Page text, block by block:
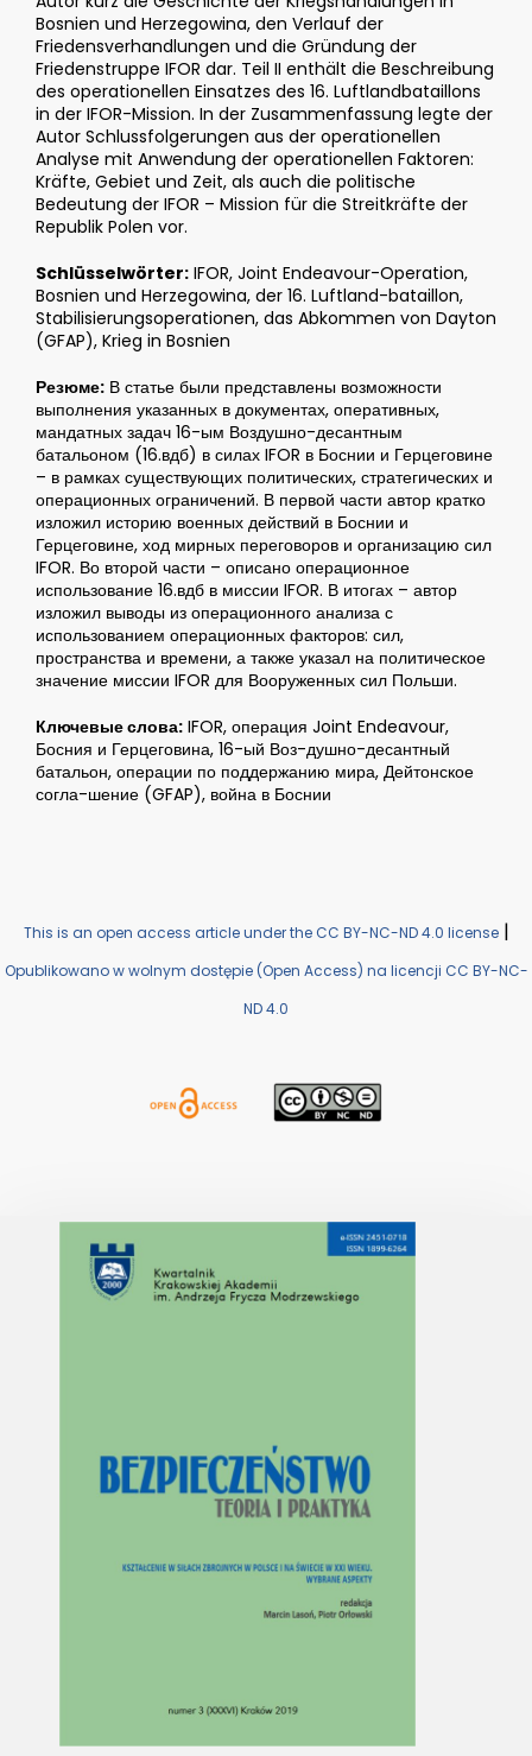
Bosnien und Herzegowina, den Verlauf der
Friedensverhandlungen und die Gründung der
Friedenstruppe IFOR dar. Teil II enthält die Beschreibung
des operationellen Einsatzes des 16. Luftlandbataillons
in der IFOR-Mission. In der Zusammenfassung legte der
Autor Schlussfolgerungen aus der operationellen
Analyse mit Anwendung der operationellen Faktoren:
Kräfte, Gebiet und Zeit, als auch die politische
Bedeutung der IFOR – Mission für die Streitkräfte der
Republik Polen vor.
Schlüsselwörter: IFOR, Joint Endeavour-Operation,
Bosnien und Herzegowina, der 16. Luftland-bataillon,
Stabilisierungsoperationen, das Abkommen von Dayton
(GFAP), Krieg in Bosnien
Резюме: В статье были представлены возможности
выполнения указанных в документах, оперативных,
мандатных задач 16-ым Воздушно-десантным
батальоном (16.вдб) в силах IFOR в Боснии и Герцеговине
– в рамках существующих политических, стратегических и
операционных ограничений. В первой части автор кратко
изложил историю военных действий в Боснии и
Герцеговине, ход мирных переговоров и организацию сил
IFOR. Во второй части – описано операционное
использование 16.вдб в миссии IFOR. В итогах – автор
изложил выводы из операционного анализа с
использованием операционных факторов: сил,
пространства и времени, а также указал на политическое
значение миссии IFOR для Вооруженных сил Польши.
Ключевые слова: IFOR, операция Joint Endeavour,
Босния и Герцеговина, 16-ый Воз-душно-десантный
батальон, операции по поддержанию мира, Дейтонское
согла-шение (GFAP), война в Боснии
This is an open access article under the CC BY-NC-ND 4.0 license|
Opublikowano w wolnym dostępie (Open Access) na licencji CC BY-NC-
ND 4.0